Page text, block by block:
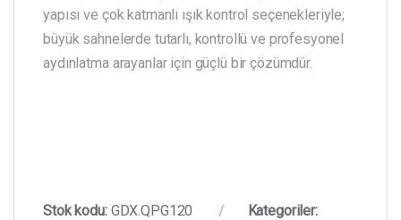
yapısı ve çok katmanlı ışık kontrol seçenekleriyle;
büyük sahnelerde tutarlı, kontrollü ve profesyonel
aydınlatma arayanlar için güçlü bir çözümdür.
Stok kodu: GDX.QPG120
Kategoriler: